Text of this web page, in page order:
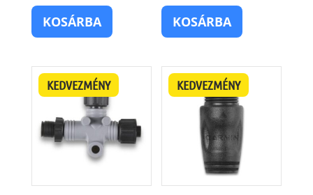
was:
4
KOSÁRBA
was:
12
KOSÁRBA
KEDVEZMÉNY KEDVEZMÉNY